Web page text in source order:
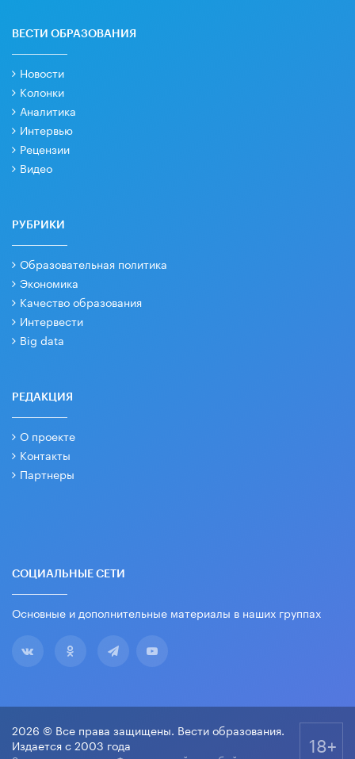
ВЕСТИ ОБРАЗОВАНИЯ
Новости
Колонки
Аналитика
Интервью
Рецензии
Видео
РУБРИКИ
Образовательная политика
Экономика
Качество образования
Интервести
Big data
РЕДАКЦИЯ
О проекте
Контакты
Партнеры
СОЦИАЛЬНЫЕ СЕТИ
Основные и дополнительные материалы в наших группах
2026 © Все права защищены. Вести образования.
Издается с 2003 года
18+